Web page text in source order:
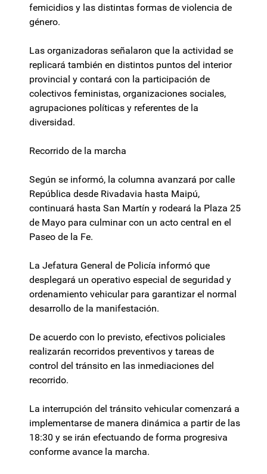
femicidios y las distintas formas de violencia de
género.
Las organizadoras señalaron que la actividad se
replicará también en distintos puntos del interior
provincial y contará con la participación de
colectivos feministas, organizaciones sociales,
agrupaciones políticas y referentes de la
diversidad.
Recorrido de la marcha
Según se informó, la columna avanzará por calle
República desde Rivadavia hasta Maipú,
continuará hasta San Martín y rodeará la Plaza 25
de Mayo para culminar con un acto central en el
Paseo de la Fe.
La Jefatura General de Policía informó que
desplegará un operativo especial de seguridad y
ordenamiento vehicular para garantizar el normal
desarrollo de la manifestación.
De acuerdo con lo previsto, efectivos policiales
realizarán recorridos preventivos y tareas de
control del tránsito en las inmediaciones del
recorrido.
La interrupción del tránsito vehicular comenzará a
implementarse de manera dinámica a partir de las
18:30 y se irán efectuando de forma progresiva
conforme avance la marcha.